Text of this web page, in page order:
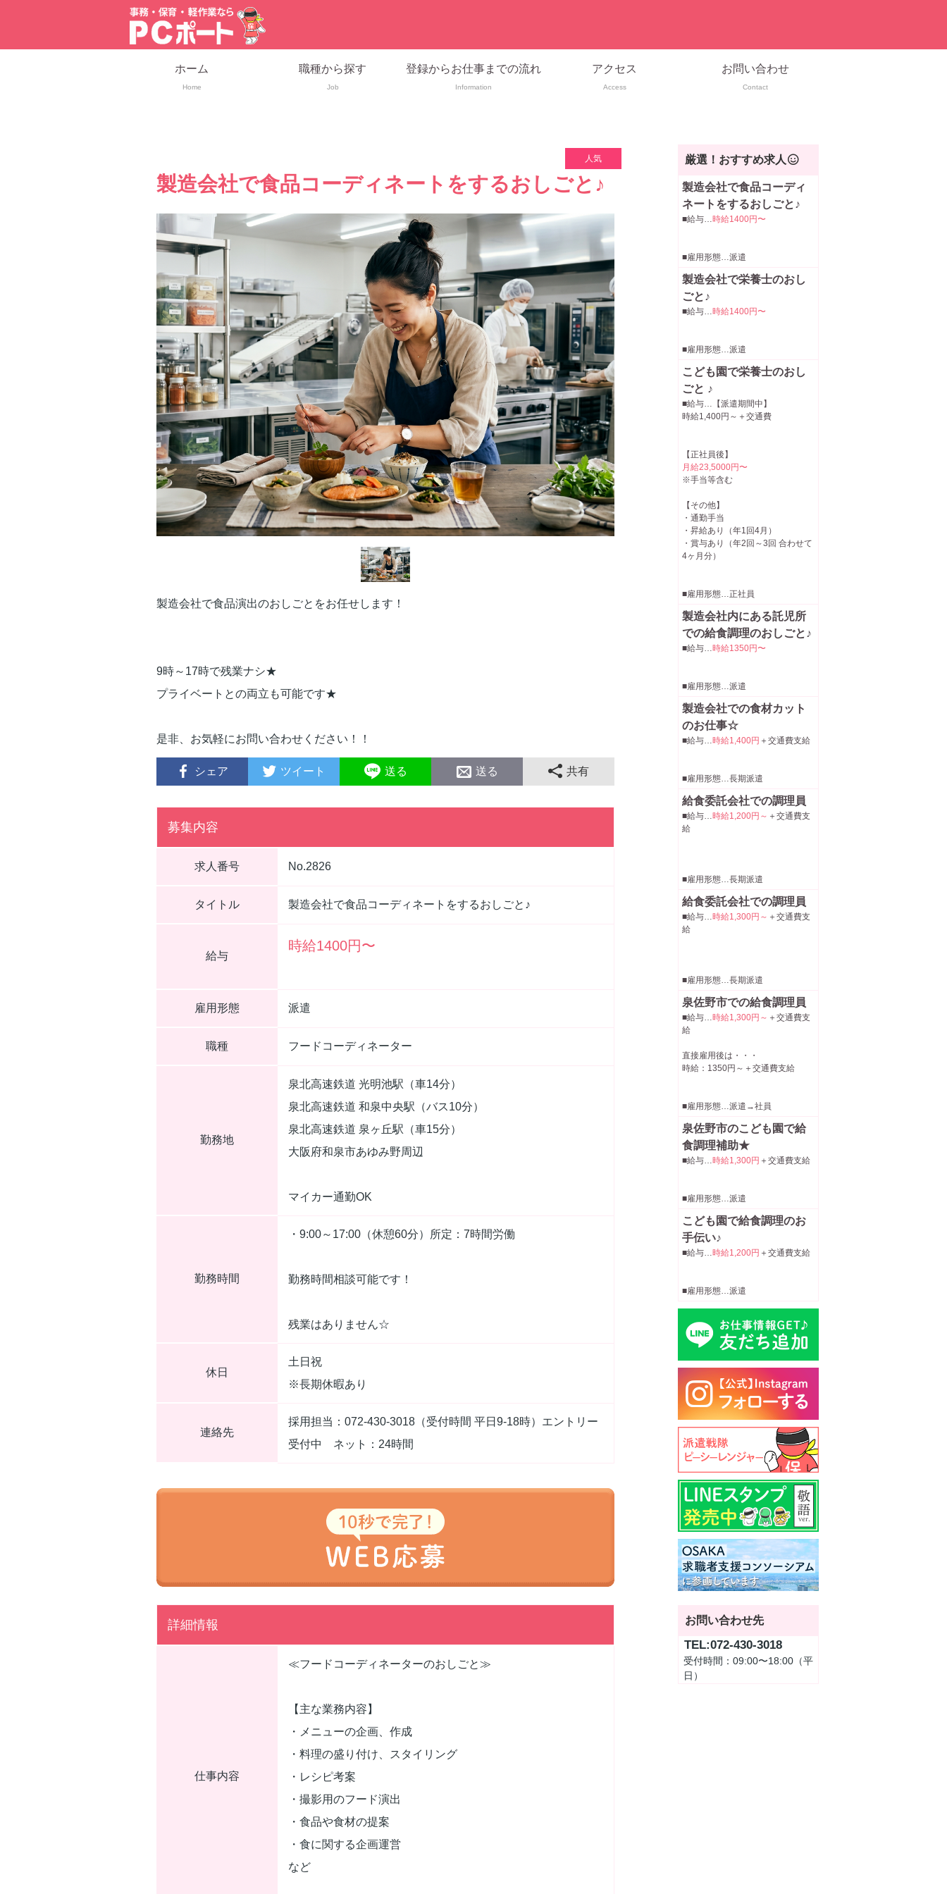
ホーム
Home
職種から探す
Job
登録からお仕事までの流れ
Information
アクセス
Access
お問い合わせ
Contact
製造会社で食品コーディネートをするおしごと♪
人気
製造会社で食品演出のおしごとをお任せします！
9時～17時で残業ナシ★
プライベートとの両立も可能です★
是非、お気軽にお問い合わせください！！
シェア ツイート 送る 送る 共有
募集内容
求人番号 No.2826
タイトル 製造会社で食品コーディネートをするおしごと♪
給与
時給1400円〜
雇用形態 派遣
職種 フードコーディネーター
勤務地
泉北高速鉄道 光明池駅（車14分）
泉北高速鉄道 和泉中央駅（バス10分）
泉北高速鉄道 泉ヶ丘駅（車15分）
大阪府和泉市あゆみ野周辺
マイカー通勤OK
勤務時間
・9:00～17:00（休憩60分）所定：7時間労働
勤務時間相談可能です！
残業はありません☆
休日
土日祝
※長期休暇あり
連絡先
採用担当：072-430-3018（受付時間 平日9-18時）エントリー
受付中 ネット：24時間
詳細情報
仕事内容
≪フードコーディネーターのおしごと≫
【主な業務内容】
・メニューの企画、作成
・料理の盛り付け、スタイリング
・レシピ考案
・撮影用のフード演出
・食品や食材の提案
・食に関する企画運営
など
厳選！おすすめ求人
製造会社で食品コーディ
ネートをするおしごと♪
■給与…時給1400円〜
■雇用形態…派遣
製造会社で栄養士のおし
ごと♪
■給与…時給1400円〜
■雇用形態…派遣
こども園で栄養士のおし
ごと ♪
■給与…【派遣期間中】
時給1,400円～＋交通費
【正社員後】
月給23,5000円〜
※手当等含む
【その他】
・通勤手当
・昇給あり（年1回4月）
・賞与あり（年2回～3回 合わせて
4ヶ月分）
■雇用形態…正社員
製造会社内にある託児所
での給食調理のおしごと♪
■給与…時給1350円〜
■雇用形態…派遣
製造会社での食材カット
のお仕事☆
■給与…時給1,400円 ＋交通費支給
■雇用形態…長期派遣
給食委託会社での調理員
■給与…時給1,200円～ ＋交通費支
給
■雇用形態…長期派遣
給食委託会社での調理員
■給与…時給1,300円～ ＋交通費支
給
■雇用形態…長期派遣
泉佐野市での給食調理員
■給与…時給1,300円～ ＋交通費支
給
直接雇用後は・・・
時給：1350円～＋交通費支給
■雇用形態…派遣→社員
泉佐野市のこども園で給
食調理補助★
■給与…時給1,300円 ＋交通費支給
■雇用形態…派遣
こども園で給食調理のお
手伝い♪
■給与…時給1,200円 ＋交通費支給
■雇用形態…派遣
お問い合わせ先
TEL:072-430-3018
受付時間：09:00〜18:00（平
日）